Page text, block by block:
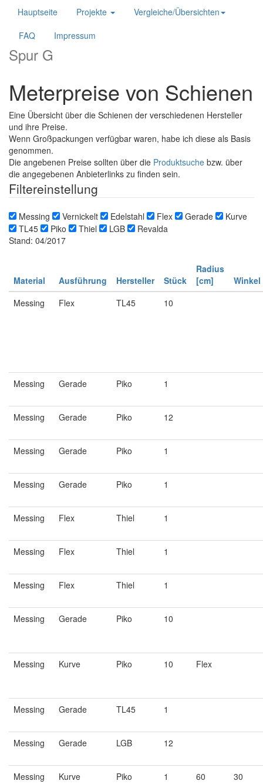
Hauptseite Projekte
Vergleiche/Übersichten
FAQ
Impressum
Spur G
Meterpreise von Schienen
Eine Übersicht über die Schienen der verschiedenen Hersteller
und ihre Preise.
Wenn Großpackungen verfügbar waren, habe ich diese als Basis
genommen.
Die angebenen Preise sollten über die Produktsuche bzw. über
die angegebenen Anbieterlinks zu finden sein.
Filtereinstellung
Messing Vernickelt Edelstahl Flex Gerade
Kurve
TL45
Piko Thiel LGB
Revalda
Stand: 04/2017
Material Ausführung Hersteller Stück
Radius
[cm]
Winkel
Messing
Flex TL45 10
Messing Gerade Piko 1
Messing Gerade Piko 12
Messing Gerade Piko 1
Messing Gerade Piko 1
Messing Flex Thiel 1
Messing Flex Thiel 1
Messing Flex Thiel 1
Messing Gerade Piko 10
Messing Kurve Piko 10 Flex
Messing Gerade TL45 1
Messing Gerade LGB 12
Messing Kurve Piko 1 60 30